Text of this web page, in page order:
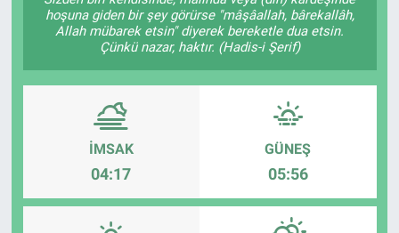
hoşuna giden bir şey görürse "mâşâallah, bârekallâh,
Allah mübarek etsin" diyerek bereketle dua etsin.
Çünkü nazar, haktır. (Hadis-i Şerif)
İMSAK
04:17
GÜNEŞ
05:56
EĞİTİM
POLİTİKA
SAĞLIK